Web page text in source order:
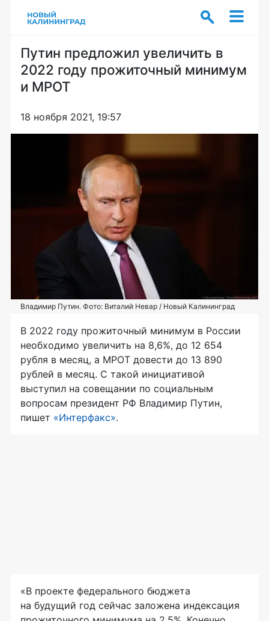
Путин предложил увеличить в
2022 году прожиточный минимум
и МРОТ
18 ноября 2021, 19:57
Владимир Путин. Фото: Виталий Невар / Новый Калининград
В 2022 году прожиточный минимум в России
необходимо увеличить на 8,6%, до 12 654
рубля в месяц, а МРОТ довести до 13 890
рублей в месяц. С такой инициативой
выступил на совещании по социальным
вопросам президент РФ Владимир Путин,
пишет «Интерфакс».
«В проекте федерального бюджета
на будущий год сейчас заложена индексация